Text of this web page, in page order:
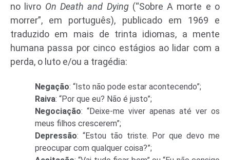
no livro On Death and Dying(“Sobre A morte e o
morrer”, em português), publicado em 1969 e
traduzido em mais de trinta idiomas, a mente
humana passa por cinco estágios ao lidar com a
perda, o luto e/ou a tragédia:
Negação: “Isto não pode estar acontecendo”;
Raiva: “Por que eu? Não é justo”;
Negociação: “Deixe-me viver apenas até ver os
meus filhos crescerem”;
Depressão: “Estou tão triste. Por que devo me
preocupar com qualquer coisa?”;